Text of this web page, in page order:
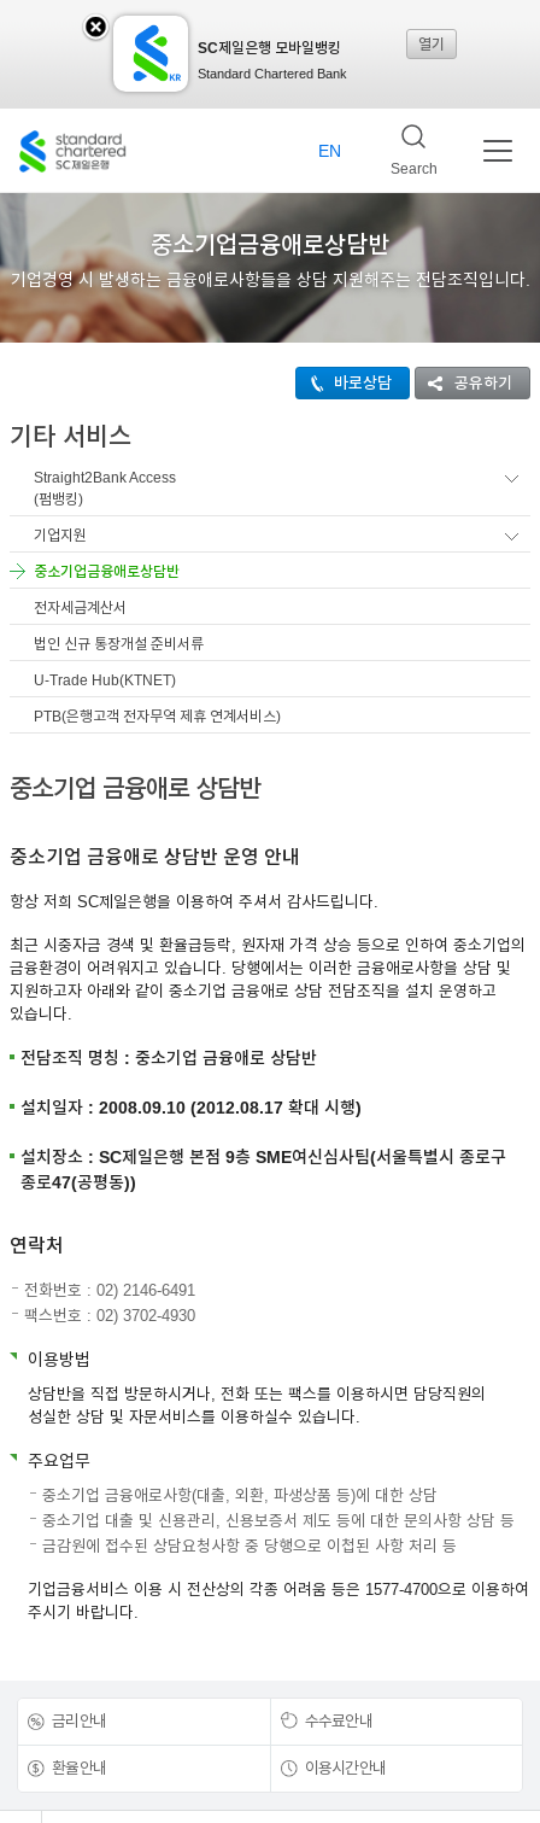
SC제일은행 모바일뱅킹
Standard Chartered Bank
열기
제일
모바
이어
창 닫
Search
EN
중소기업금융애로상담반
기업경영 시 발생하는 금융애로사항들을 상담 지원해주는 전담조직입니다.
바로상담 공유하기
기타 서비스
Straight2Bank Access
(펌뱅킹)
기업지원
중소기업금융애로상담반
전자세금계산서
법인 신규 통장개설 준비서류
U-Trade Hub(KTNET)
PTB(은행고객 전자무역 제휴 연계서비스)
중소기업 금융애로 상담반
중소기업 금융애로 상담반 운영 안내
항상 저희 SC제일은행을 이용하여 주셔서 감사드립니다.
최근 시중자금 경색 및 환율급등락, 원자재 가격 상승 등으로 인하여 중소기업의
금융환경이 어려워지고 있습니다. 당행에서는 이러한 금융애로사항을 상담 및
지원하고자 아래와 같이 중소기업 금융애로 상담 전담조직을 설치 운영하고
있습니다.
전담조직 명칭 : 중소기업 금융애로 상담반
설치일자 : 2008.09.10 (2012.08.17 확대 시행)
설치장소 : SC제일은행 본점 9층 SME여신심사팀(서울특별시 종로구
종로47(공평동))
연락처
전화번호 : 02) 2146-6491
팩스번호 : 02) 3702-4930
이용방법
상담반을 직접 방문하시거나, 전화 또는 팩스를 이용하시면 담당직원의
성실한 상담 및 자문서비스를 이용하실수 있습니다.
주요업무
중소기업 금융애로사항(대출, 외환, 파생상품 등)에 대한 상담
중소기업 대출 및 신용관리, 신용보증서 제도 등에 대한 문의사항 상담 등
금감원에 접수된 상담요청사항 중 당행으로 이첩된 사항 처리 등
기업금융서비스 이용 시 전산상의 각종 어려움 등은 1577-4700으로 이용하여
주시기 바랍니다.
금리안내 수수료안내
환율안내 이용시간안내